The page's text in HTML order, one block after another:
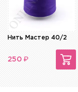
Нить Мастер 40/2
250 ₽